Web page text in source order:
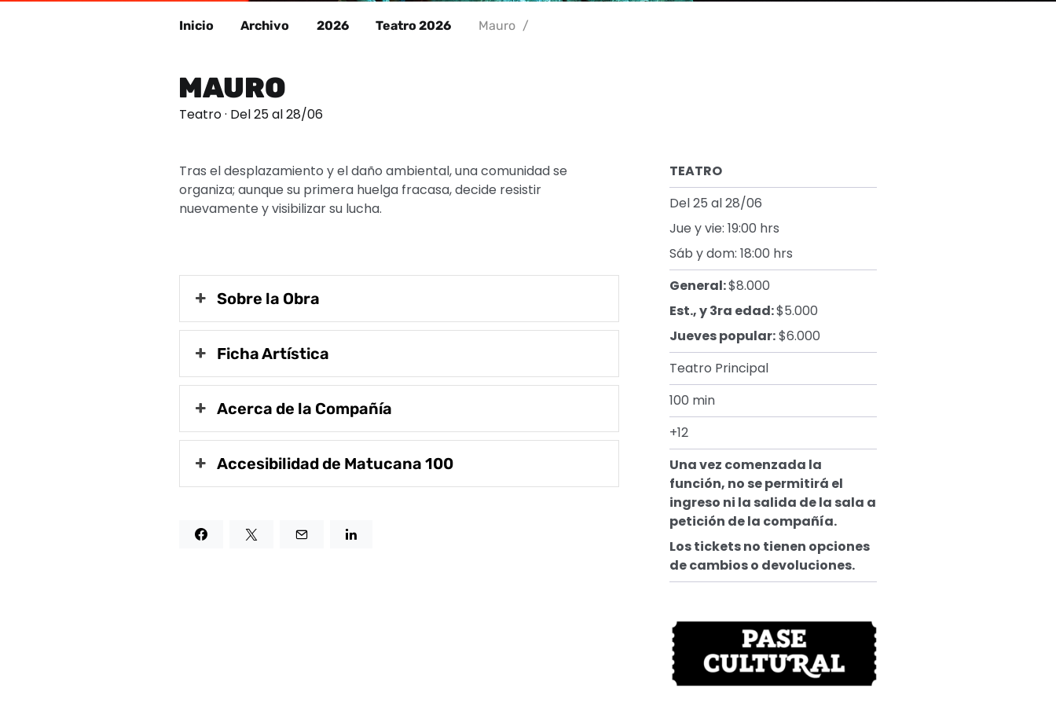
Inicio Archivo 2026 Teatro 2026 Mauro /
MAURO
Teatro · Del 25 al 28/06
Tras el desplazamiento y el daño ambiental, una comunidad se
organiza; aunque su primera huelga fracasa, decide resistir
nuevamente y visibilizar su lucha.
Sobre la Obra
Ficha Artística
Acerca de la Compañía
Accesibilidad de Matucana 100
TEATRO
Del 25 al 28/06
Jue y vie: 19:00 hrs
Sáb y dom: 18:00 hrs
General:$8.000
Est., y 3ra edad:$5.000
Jueves popular:$6.000
Teatro Principal
100 min
+12
Una vez comenzada la
función, no se permitirá el
ingreso ni la salida de la sala a
petición de la compañía.
Los tickets no tienen opciones
de cambios o devoluciones.